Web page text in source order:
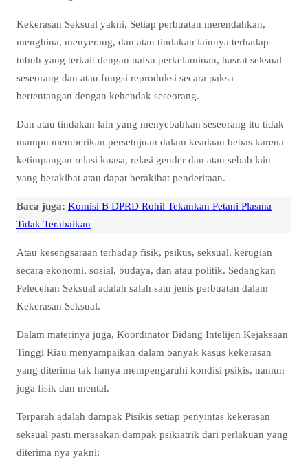
Kekerasan Seksual yakni, Setiap perbuatan merendahkan,
menghina, menyerang, dan atau tindakan lainnya terhadap
tubuh yang terkait dengan nafsu perkelaminan, hasrat seksual
seseorang dan atau fungsi reproduksi secara paksa
bertentangan dengan kehendak seseorang.
Dan atau tindakan lain yang menyebabkan seseorang itu tidak
mampu memberikan persetujuan dalam keadaan bebas karena
ketimpangan relasi kuasa, relasi gender dan atau sebab lain
yang berakibat atau dapat berakibat penderitaan.
Baca juga: Komisi B DPRD Rohil Tekankan Petani Plasma
Tidak Terabaikan
Atau kesengsaraan terhadap fisik, psikus, seksual, kerugian
secara ekonomi, sosial, budaya, dan atau politik. Sedangkan
Pelecehan Seksual adalah salah satu jenis perbuatan dalam
Kekerasan Seksual.
Dalam materinya juga, Koordinator Bidang Intelijen Kejaksaan
Tinggi Riau menyampaikan dalam banyak kasus kekerasan
yang diterima tak hanya mempengaruhi kondisi psikis, namun
juga fisik dan mental.
Terparah adalah dampak Pisikis setiap penyintas kekerasan
seksual pasti merasakan dampak psikiatrik dari perlakuan yang
diterima nya yakni: